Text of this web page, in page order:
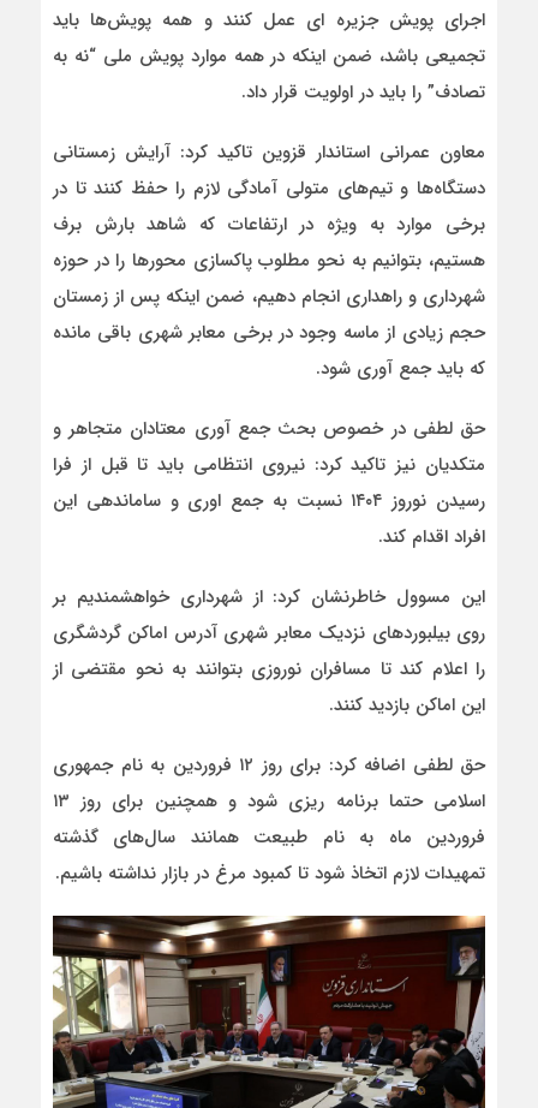
اجرای پویش جزیره ای عمل کنند و همه پویش‌ها باید
تجمیعی باشد، ضمن اینکه در همه موارد پویش ملی “نه به
تصادف” را باید در اولویت قرار داد.
معاون عمرانی استاندار قزوین تاکید کرد: آرایش زمستانی
دستگاه‌ها و تیم‌های متولی آمادگی لازم را حفظ کنند تا در
برخی موارد به ویژه در ارتفاعات که شاهد بارش برف
هستیم، بتوانیم به نحو مطلوب پاکسازی محورها را در حوزه
شهرداری و راهداری انجام دهیم، ضمن اینکه پس از زمستان
حجم زیادی از ماسه وجود در برخی معابر شهری باقی مانده
که باید جمع آوری شود.
حق لطفی در خصوص بحث جمع آوری معتادان متجاهر و
متکدیان نیز تاکید کرد: نیروی انتظامی باید تا قبل از فرا
رسیدن نوروز ۱۴۰۴ نسبت به جمع اوری و ساماندهی این
افراد اقدام کند.
این مسوول خاطرنشان کرد: از شهرداری خواهشمندیم بر
روی بیلبوردهای نزدیک معابر شهری آدرس اماکن گردشگری
را اعلام کند تا مسافران نوروزی بتوانند به نحو مقتضی از
این اماکن بازدید کنند.
حق لطفی اضافه کرد: برای روز ۱۲ فروردین به نام جمهوری
اسلامی حتما برنامه ریزی شود و همچنین برای روز ۱۳
فروردین ماه به نام طبیعت همانند سال‌های گذشته
تمهیدات لازم اتخاذ شود تا کمبود مرغ در بازار نداشته باشیم.